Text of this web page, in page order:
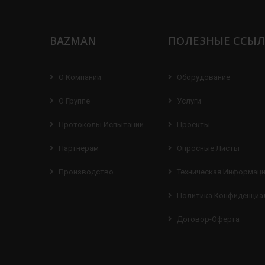
BAZMAN
О Компании
О Группе
Протоколы Испытаний
Партнерам
Производство
ПОЛЕЗНЫЕ
Оборудование
Услуги
Проекты
Опросные Листы
Техническая
Политика
Договор-Оферта